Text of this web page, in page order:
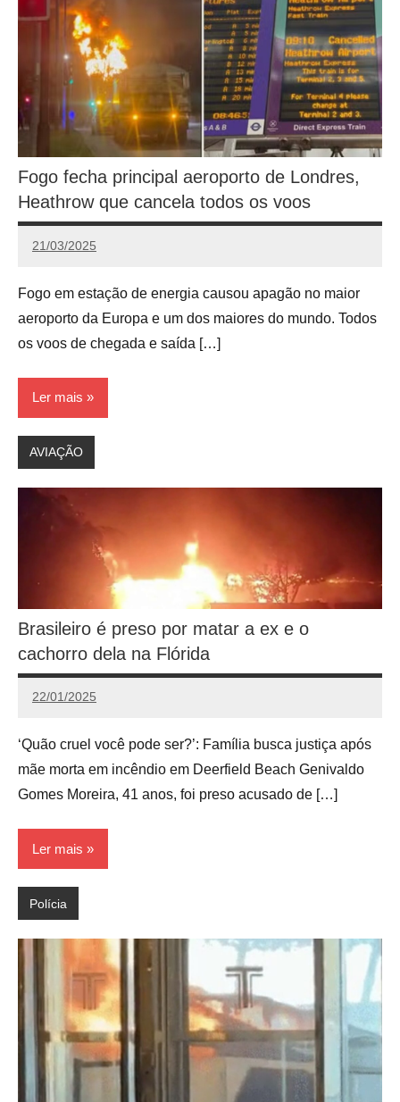
Fogo fecha principal aeroporto de Londres,
Heathrow que cancela todos os voos
21/03/2025
Calango
Fogo em estação de energia causou apagão no maior
aeroporto da Europa e um dos maiores do mundo. Todos
os voos de chegada e saída […]
Ler mais
AVIAÇÃO
Brasileiro é preso por matar a ex e o
cachorro dela na Flórida
22/01/2025
Calango
‘Quão cruel você pode ser?’: Família busca justiça após
mãe morta em incêndio em Deerfield Beach Genivaldo
Gomes Moreira, 41 anos, foi preso acusado de […]
Ler mais
Polícia